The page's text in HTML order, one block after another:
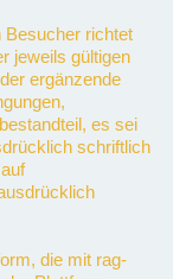
Besucher richtet
jeweils gültigen
ergänzende
es sei
schriftlich
die mit rag-